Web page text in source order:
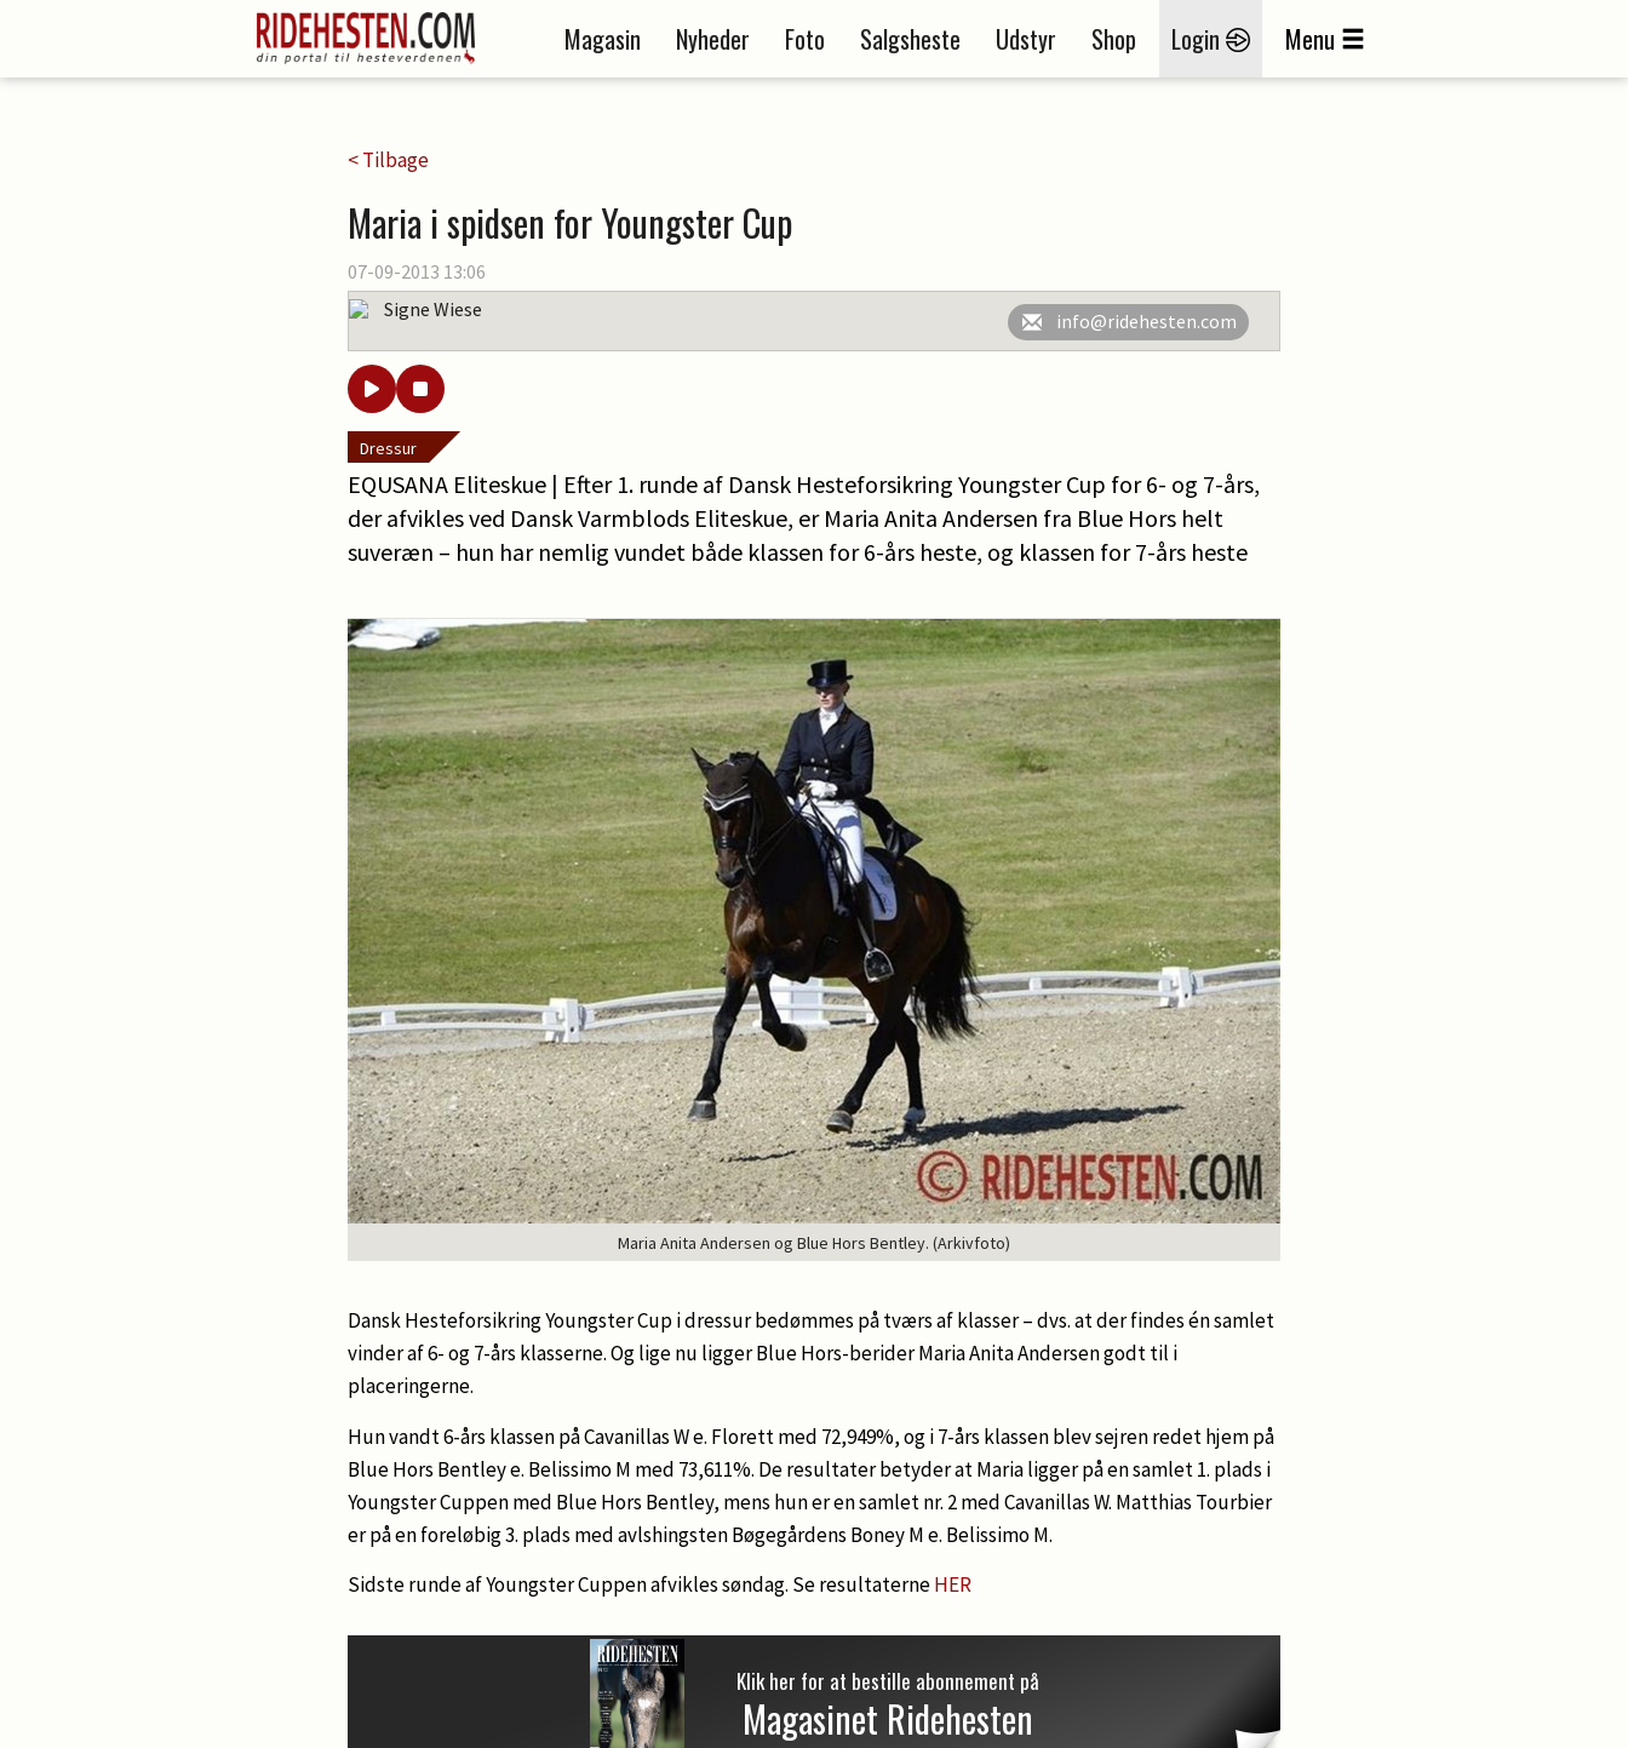
Magasin Nyheder Foto Salgsheste Udstyr Shop Login Menu
< Tilbage
Maria i spidsen for Youngster Cup
07-09-2013 13:06
Signe Wiese
info@ridehesten.com
Dressur
EQUSANA Eliteskue | Efter 1. runde af Dansk Hesteforsikring Youngster Cup for 6- og 7-års,
der afvikles ved Dansk Varmblods Eliteskue, er Maria Anita Andersen fra Blue Hors helt
suveræn – hun har nemlig vundet både klassen for 6-års heste, og klassen for 7-års heste
Maria Anita Andersen og Blue Hors Bentley. (Arkivfoto)
Dansk Hesteforsikring Youngster Cup i dressur bedømmes på tværs af klasser – dvs. at der findes én samlet
vinder af 6- og 7-års klasserne. Og lige nu ligger Blue Hors-berider Maria Anita Andersen godt til i
placeringerne.
Hun vandt 6-års klassen på Cavanillas W e. Florett med 72,949%, og i 7-års klassen blev sejren redet hjem på
Blue Hors Bentley e. Belissimo M med 73,611%. De resultater betyder at Maria ligger på en samlet 1. plads i
Youngster Cuppen med Blue Hors Bentley, mens hun er en samlet nr. 2 med Cavanillas W. Matthias Tourbier
er på en foreløbig 3. plads med avlshingsten Bøgegårdens Boney M e. Belissimo M.
Sidste runde af Youngster Cuppen afvikles søndag. Se resultaterneHER
Klik her for at bestille abonnement på
Magasinet Ridehesten